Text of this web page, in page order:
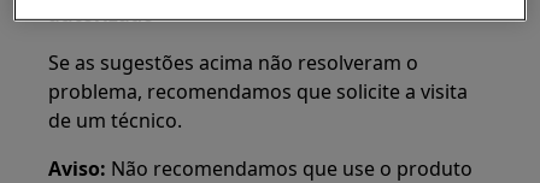
autorizado
Se as sugestões acima não resolveram o
problema, recomendamos que solicite a visita
de um técnico.
Aviso: Não recomendamos que use o produto